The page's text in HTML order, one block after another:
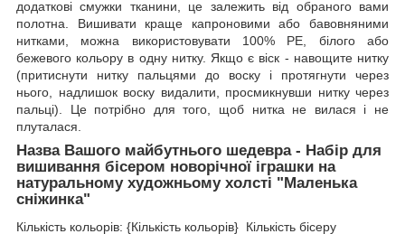
додаткові смужки тканини, це залежить від обраного вами
полотна. Вишивати краще капроновими або бавовняними
нитками, можна використовувати 100% РЕ, білого або
бежевого кольору в одну нитку. Якщо є віск - навощите нитку
(притиснути нитку пальцями до воску і протягнути через
нього, надлишок воску видалити, просмикнувши нитку через
пальці). Це потрібно для того, щоб нитка не вилася і не
плуталася.
Назва Вашого майбутнього шедевра - Набір для
вишивання бісером новорічної іграшки на
натуральному художньому холсті "Маленька
сніжинка"
Кількість кольорів: {Кількість кольорів} Кількість бісеру